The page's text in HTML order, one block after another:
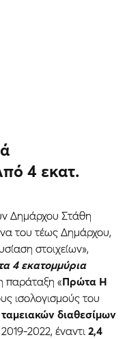
4 εκατ.
Δημάρχου Στάθη
του τέως Δημάρχου,
στοιχείων»,
4 εκατομμύρια
παράταξη «Πρώτα Η
ισολογισμούς του
διαθεσίμων
2022, έναντι2,4